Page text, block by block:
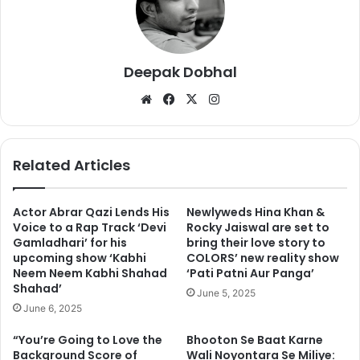
बता दें कि पंजाब में 19 मई को मतदान होना है और फिर 23 मई को चुनाव के
परिणामों को घोषित किया जाएगा। पंजाब की गुरदासपुर सीट पर सनी देओल का
मुकाबला कांग्रेस उम्मीदवार और मौजूदा सांसद और सुनील जाखड़ से है। पहले ये
लोकसभा सीट बीजेपी के कब्जे में थी और इस सीट से पार्टी के दिग्गज नेता और
बॉलीवुड एक्टर विनोद खन्ना चुनाव जीतते रहे हैं। उनके निधन के बाद बीजेपी ने ये
सीट गंवा दी थी।
Deepak Dobhal
We
te
Fa
bo
X
ra
Related Articles
Actor Abrar Qazi Lends His
Voice to a Rap Track ‘Devi
Gamladhari’ for his
upcoming show ‘Kabhi
Neem Neem Kabhi Shahad
Shahad’
June 6, 2025
Newlyweds Hina Khan &
Rocky Jaiswal are set to
bring their love story to
COLORS’ new reality show
‘Pati Patni Aur Panga’
June 5, 2025
“You’re Going to Love the
Background Score of
Bhooton Se Baat Karne
Wali Noyontara Se Miliye: